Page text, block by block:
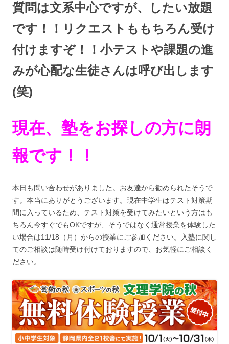
質問は文系中心ですが、したい放題
です！！リクエストももちろん受け
付けますぞ！！小テストや課題の進
みが心配な生徒さんは呼び出します
(笑)
現在、塾をお探しの方に朗
報です！！
本日も問い合わせがありました。お友達から勧められたそうで
す。本当にありがとうございます。現在中学生はテスト対策期
間に入っているため、テスト対策を受けてみたいという方はも
ちろん今すぐでもOKですが、そうではなく通常授業を体験した
い場合は11/18（月）からの授業にご参加ください。入塾に関し
てのご相談は随時受け付けておりますので、お気軽にご相談く
ださい。